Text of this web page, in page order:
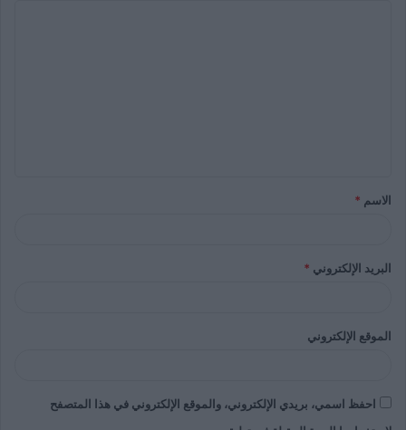
الاسم *
البريد الإلكتروني *
الموقع الإلكتروني
احفظ اسمي، بريدي الإلكتروني، والموقع الإلكتروني في هذا المتصفح